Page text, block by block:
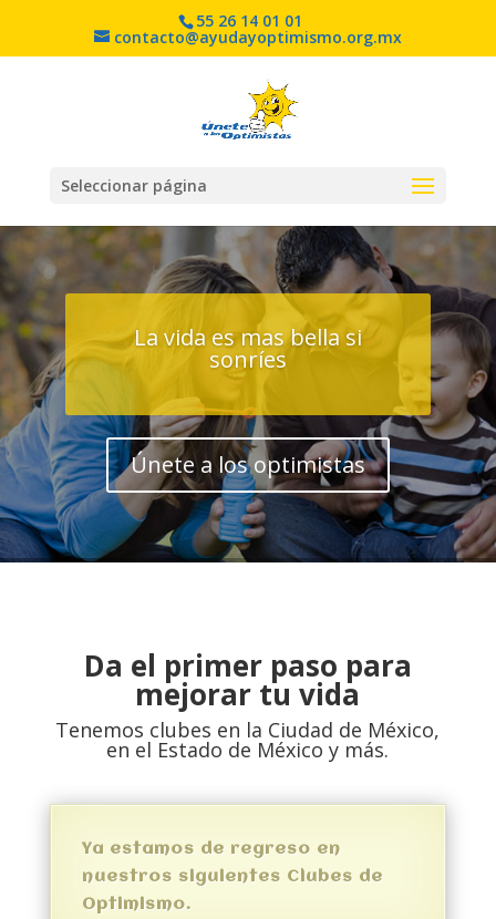
55 26 14 01 01
contacto@ayudayoptimismo.org.mx
Seleccionar página
La vida es mas bella si
sonríes
Únete a los optimistas
Da el primer paso para
mejorar tu vida
Tenemos clubes en la Ciudad de México,
en el Estado de México y más.
Ya estamos de regreso en
nuestros siguientes Clubes de
Optimismo.